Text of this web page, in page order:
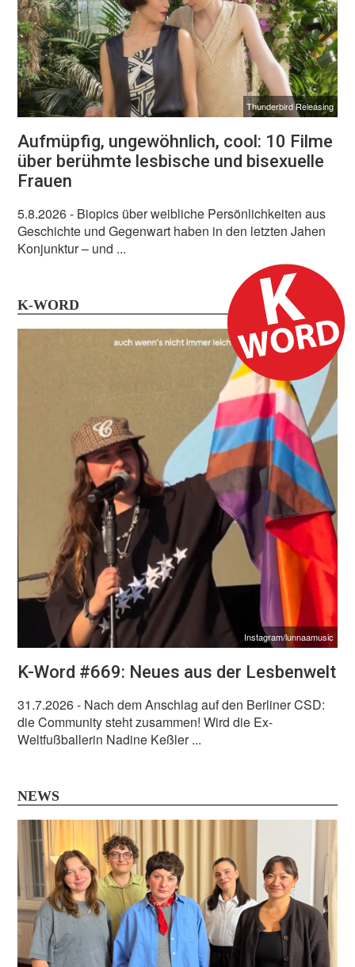
Thunderbird Releasing
Aufmüpfig, ungewöhnlich, cool: 10 Filme
über berühmte lesbische und bisexuelle
Frauen
5.8.2026- Biopics über weibliche Persönlichkeiten aus
Geschichte und Gegenwart haben in den letzten Jahen
Konjunktur – und ...
K-WORD
Instagram/lunnaamusic
K-Word #669: Neues aus der Lesbenwelt
31.7.2026- Nach dem Anschlag auf den Berliner CSD:
die Community steht zusammen! Wird die Ex-
Weltfußballerin Nadine Keßler ...
NEWS